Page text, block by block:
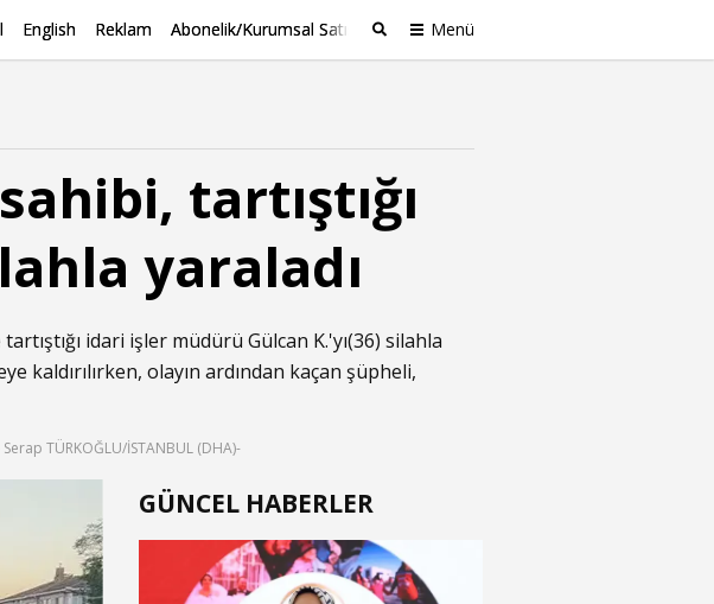
English Reklam Abonelik/Kurumsal Satış Menü
tartıştığı
yaraladı
idari işler müdürü Gülcan K.'yı(36) silahla
kaldırılırken, olayın ardından kaçan şüpheli,
TÜRKOĞLU/İSTANBUL (DHA)-
GÜNCEL HABERLER